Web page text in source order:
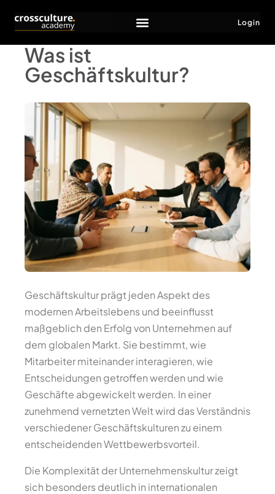
Login
Was ist
Geschäftskultur?
Geschäftskultur prägt jeden Aspekt des
modernen Arbeitslebens und beeinflusst
maßgeblich den Erfolg von Unternehmen auf
dem globalen Markt. Sie bestimmt, wie
Mitarbeiter miteinander interagieren, wie
Entscheidungen getroffen werden und wie
Geschäfte abgewickelt werden. In einer
zunehmend vernetzten Welt wird das Verständnis
verschiedener Geschäftskulturen zu einem
entscheidenden Wettbewerbsvorteil.
Die Komplexität der Unternehmenskultur zeigt
sich besonders deutlich in internationalen